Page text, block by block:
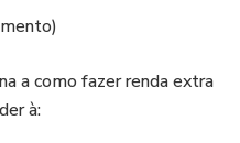
a como fazer renda extra
à: